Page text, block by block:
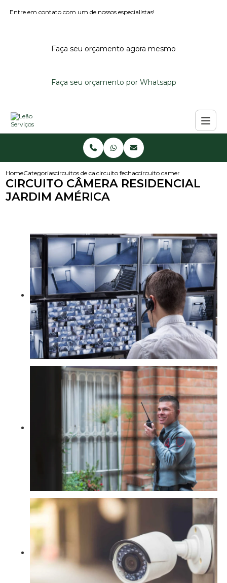
Entre em contato com um de nossos especialistas!
Faça seu orçamento agora mesmo
Faça seu orçamento por Whatsapp
HomeCategoriascircuitos de camerascircuito fechado de camerascircuito camera residencial
CIRCUITO CÂMERA RESIDENCIAL
JARDIM AMÉRICA